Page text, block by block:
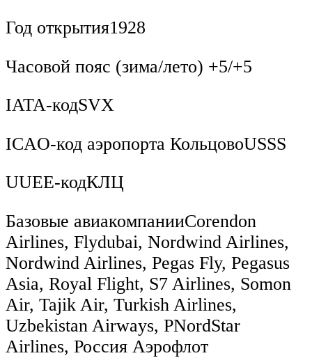
Год открытия1928
Часовой пояс (зима/лето) +5/+5
IATA-кодSVX
ICAO-код аэропорта КольцовоUSSS
UUEE-кодКЛЦ
Базовые авиакомпанииCorendon
Airlines, Flydubai, Nordwind Airlines,
Nordwind Airlines, Pegas Fly, Pegasus
Asia, Royal Flight, S7 Airlines, Somon
Air, Tajik Air, Turkish Airlines,
Uzbekistan Airways, РNordStar
Airlines, Россия Аэрофлот